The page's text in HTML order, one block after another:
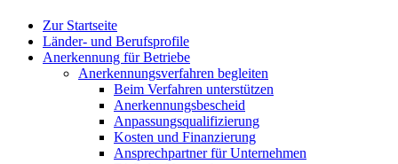
Zur Startseite
Länder- und Berufsprofile
Anerkennung für Betriebe
Anerkennungsverfahren begleiten
Beim Verfahren unterstützen
Anerkennungsbescheid
Anpassungsqualifizierung
Kosten und Finanzierung
Ansprechpartner für Unternehmen